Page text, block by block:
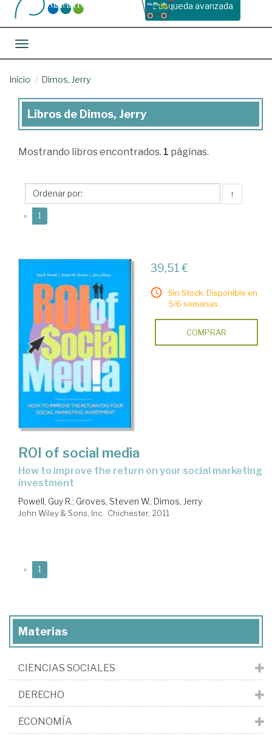
Busqueda avanzada
Toggle navigation
Inicio Dimos, Jerry
Libros
Dimos,
Libros de Dimos, Jerry
Mostrando libros encontrados. 1 páginas.
↑
« 1
39,51 €
Sin Stock. Disponible en
5/6 semanas.
COMPRAR
ROI of social media
how to improve the return on your social marketing
investment
Powell, Guy R.; Groves, Steven W.; Dimos, Jerry
John Wiley & Sons, Inc.. Chichester, 2011
« 1
Materias
CIENCIAS SOCIALES
DERECHO
ECONOMÍA